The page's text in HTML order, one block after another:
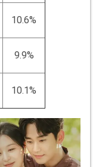
10.6%
9.9%
10.1%